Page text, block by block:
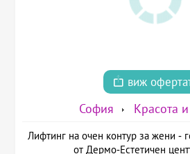
виж
София Красота
Лифтинг на очен контур за жени -
от Дермо-Естетичен